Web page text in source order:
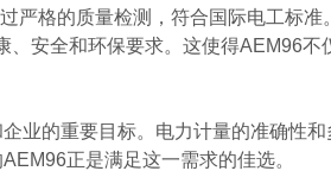
严格的质量检测，符合国际电工标
安全和环保要求。这使得AEM96不
业的重要目标。电力计量的准确性
正是满足这一需求的佳选。